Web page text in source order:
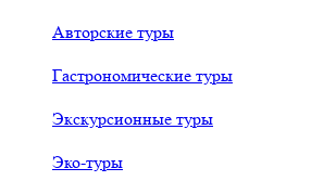
Авторские туры
Гастрономические туры
Экскурсионные туры
Эко-туры